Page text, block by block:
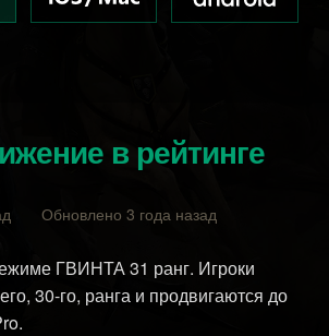
в рейтинге
Обновлено 3 года назад
ГВИНТА 31 ранг. Игроки
30-го, ранга и продвигаются до